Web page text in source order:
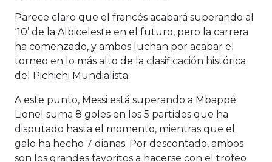
Parece claro que el francés acabará superando al
‘10’ de la Albiceleste en el futuro, pero la carrera
ha comenzado, y ambos luchan por acabar el
torneo en lo más alto de la clasificación histórica
del Pichichi Mundialista.
A este punto, Messi está superando a Mbappé.
Lionel suma 8 goles en los 5 partidos que ha
disputado hasta el momento, mientras que el
galo ha hecho 7 dianas. Por descontado, ambos
son los grandes favoritos a hacerse con el trofeo